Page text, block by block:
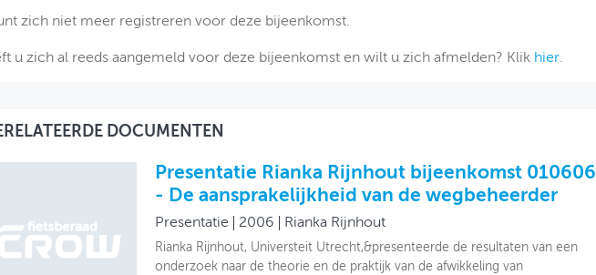
zich niet meer registreren voor deze bijeenkomst.
u zich al reeds aangemeld voor deze bijeenkomst en wilt u zich afmelden? Klik hier.
DOCUMENTEN
Presentatie Rianka Rijnhout bijeenkomst 010606
- De aansprakelijkheid van de wegbeheerder
Presentatie 2006 Rianka Rijnhout
Rianka Rijnhout, Universteit Utrecht,&presenteerde de resultaten van een
onderzoek naar de theorie en de praktijk van de afwikkeling van